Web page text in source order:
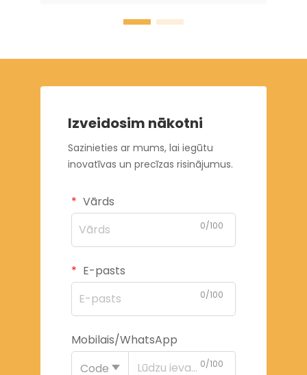
Izveidosim nākotni
Sazinieties ar mums, lai iegūtu
inovatīvas un precīzas risinājumus.
Vārds
0/100
E-pasts
0/100
Mobilais/WhatsApp
Code
0/100